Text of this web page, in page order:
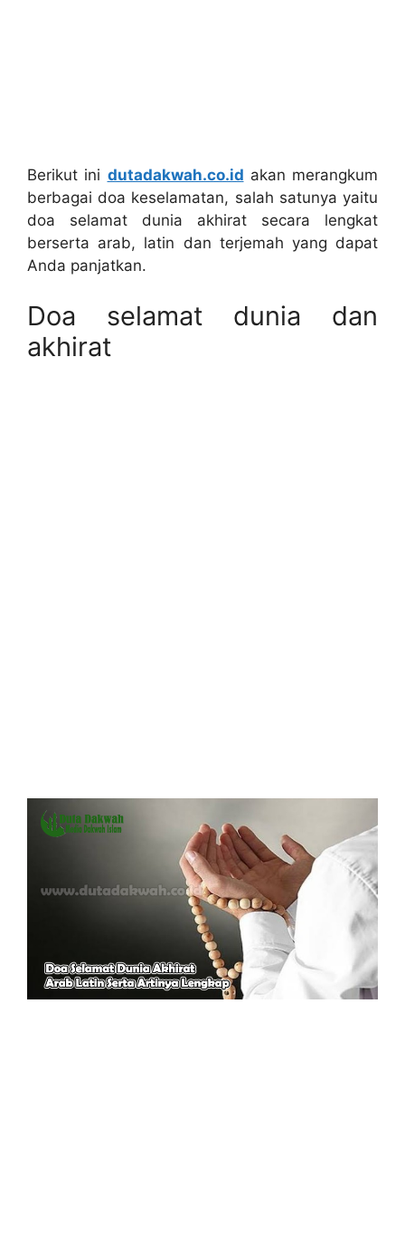
Berikut ini dutadakwah.co.id akan merangkum
berbagai doa keselamatan, salah satunya yaitu
doa selamat dunia akhirat secara lengkat
berserta arab, latin dan terjemah yang dapat
Anda panjatkan.
Doa selamat dunia dan
akhirat